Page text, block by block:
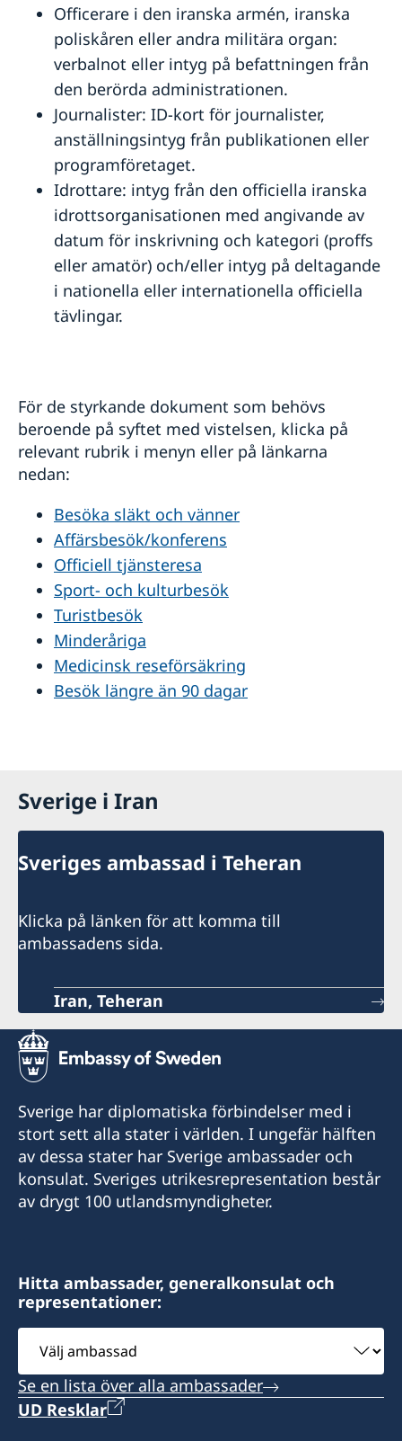
Officerare i den iranska armén, iranska
poliskåren eller andra militära organ:
verbalnot eller intyg på befattningen från
den berörda administrationen.
Journalister: ID-kort för journalister,
anställningsintyg från publikationen eller
programföretaget.
Idrottare: intyg från den officiella iranska
idrottsorganisationen med angivande av
datum för inskrivning och kategori (proffs
eller amatör) och/eller intyg på deltagande
i nationella eller internationella officiella
tävlingar.
För de styrkande dokument som behövs
beroende på syftet med vistelsen, klicka på
relevant rubrik i menyn eller på länkarna
nedan:
Besöka släkt och vänner
Affärsbesök/konferens
Officiell tjänsteresa
Sport- och kulturbesök
Turistbesök
Minderåriga
Medicinsk reseförsäkring
Besök längre än 90 dagar
Sverige i Iran
Sveriges ambassad i Teheran
Klicka på länken för att komma till
ambassadens sida.
Iran, Teheran
Sverige har diplomatiska förbindelser med i
stort sett alla stater i världen. I ungefär hälften
av dessa stater har Sverige ambassader och
konsulat. Sveriges utrikesrepresentation består
av drygt 100 utlandsmyndigheter.
Hitta ambassader, generalkonsulat och
representationer:
ambassad
Se en lista över alla ambassader
UD Resklar